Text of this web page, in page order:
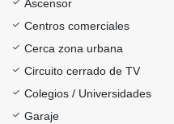
Ascensor
Centros comerciales
Cerca zona urbana
Circuito cerrado de TV
Colegios / Universidades
Garaje